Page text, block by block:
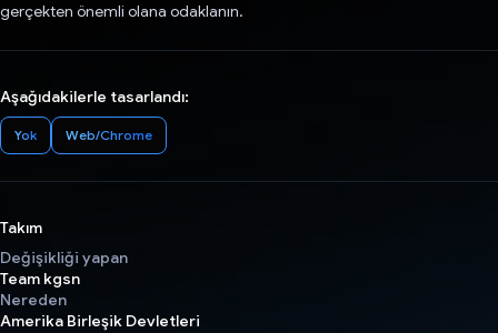
gerçekten önemli olana odaklanın.
Aşağıdakilerle tasarlandı:
Yok Web/Chrome
Takım
Değişikliği yapan
Team kgsn
Nereden
Amerika Birleşik Devletleri